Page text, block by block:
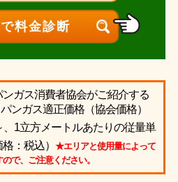
ガス消費者協会がご紹介する
ンガス適正価格（協会価格）
、1立方メートルあたりの従量単
：税込） ★エリアと使用量によって
で、ご注意ください。